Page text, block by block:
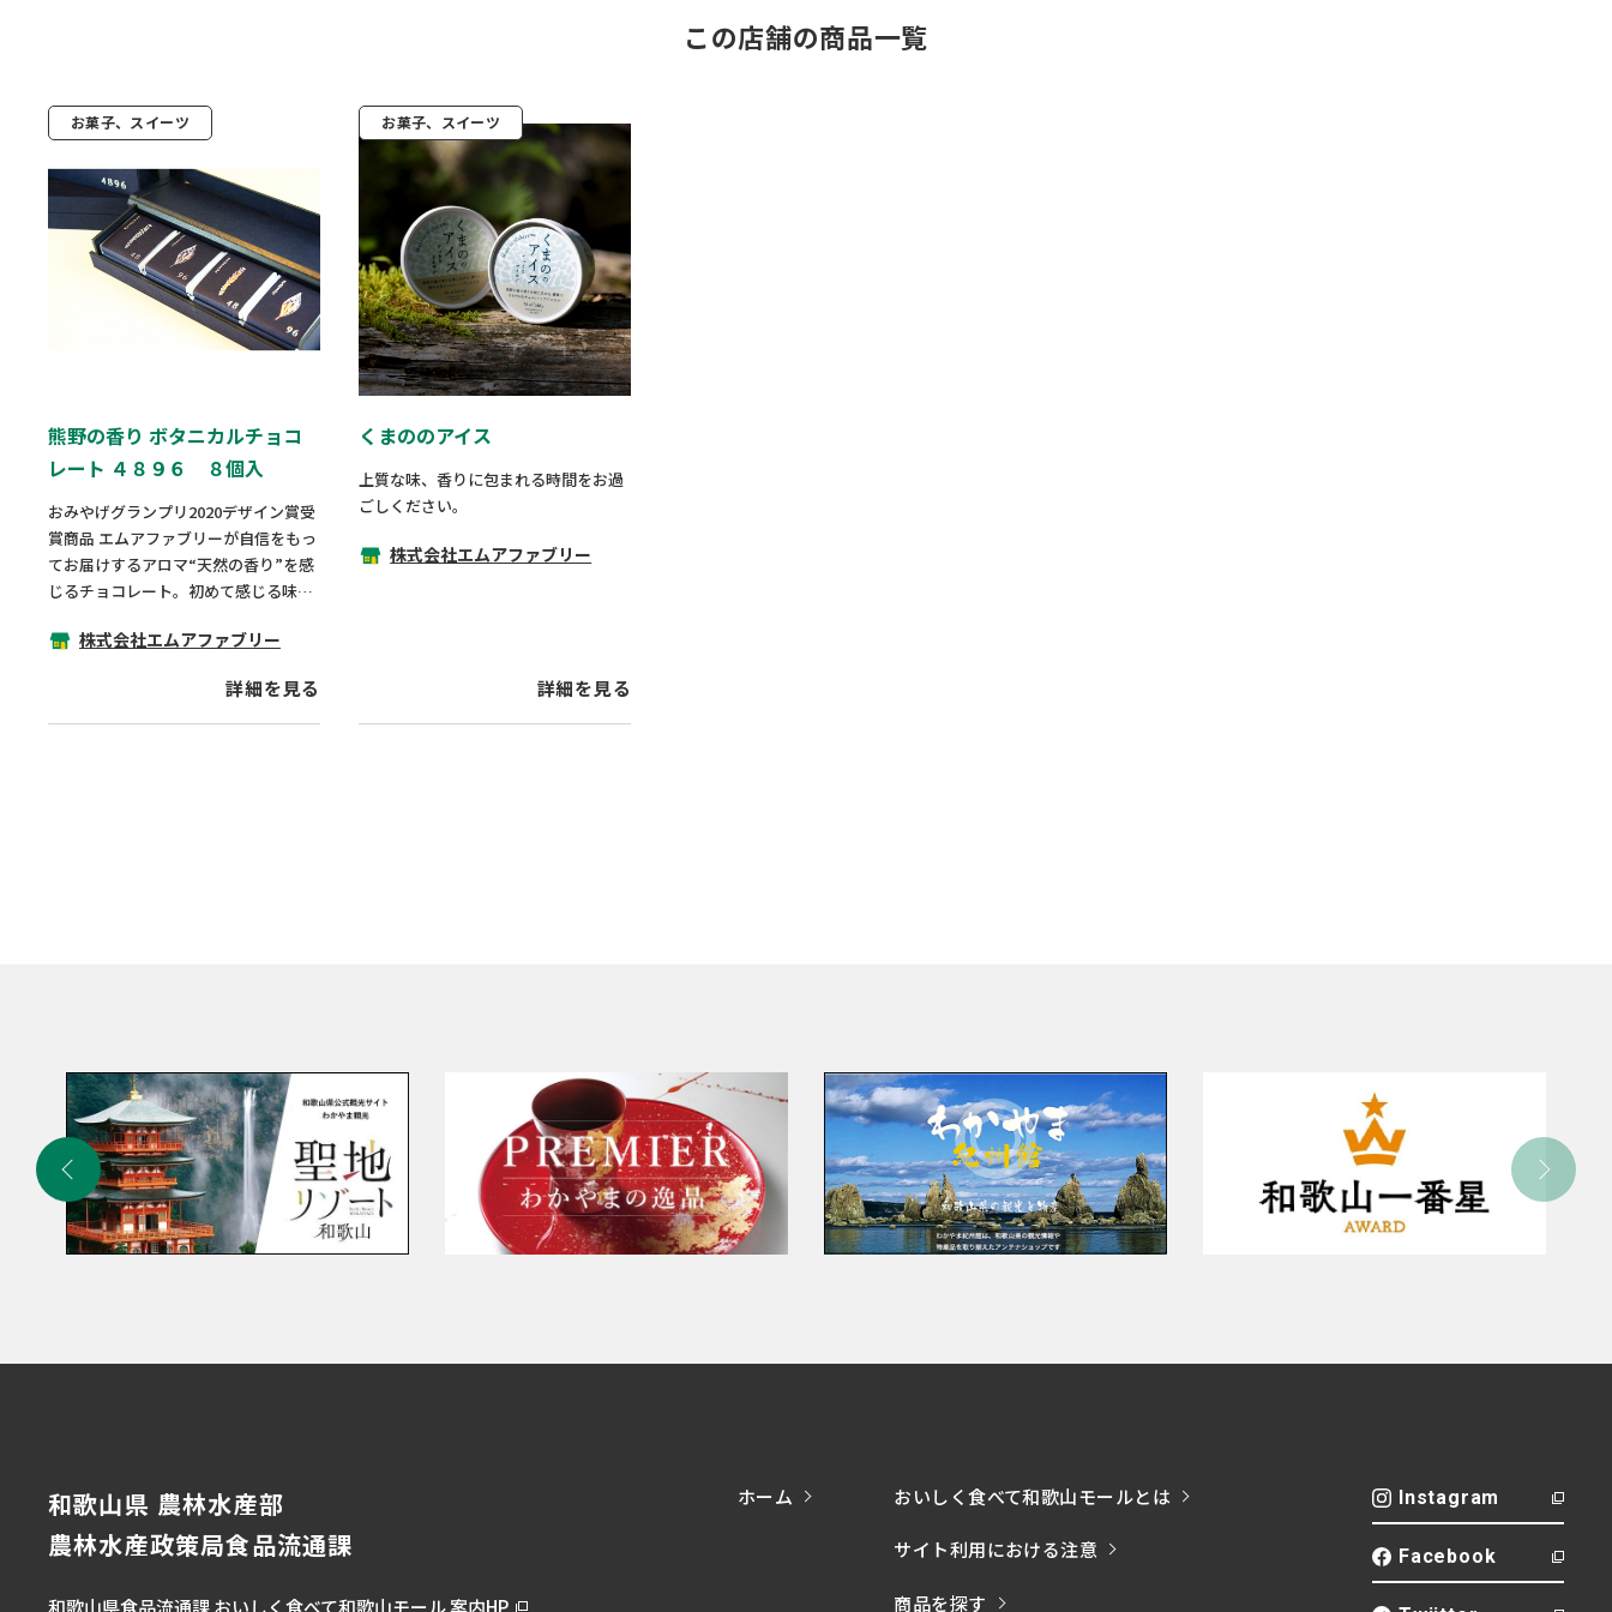
この店舗の商品一覧
お菓子、スイーツ
熊野の香り ボタニカルチョコ
レート ４８９６ ８個入
おみやげグランプリ2020デザイン賞受
賞商品 エムアファブリーが自信をもっ
てお届けするアロマ“天然の香り”を感
じるチョコレート。初めて感じる味と
株式会社エムアファブリー
詳細を見る
お菓子、スイーツ
くまののアイス
上質な味、香りに包まれる時間をお過
ごしください。
株式会社エムアファブリー
詳細を見る
和歌山県 農林水産部
農林水産政策局食品流通課
和歌山県食品流通課おいしく食べて和歌山モール 案内HP
ホーム おいしく食べて和歌山モールとは
サイト利用における注意
商品を探す
Instagram
Facebook